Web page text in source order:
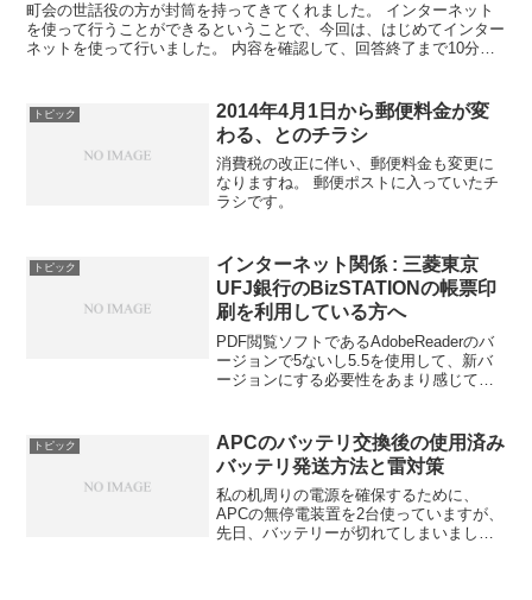
町会の世話役の方が封筒を持ってきてくれました。 インターネット
を使って行うことができるということで、今回は、はじめてインター
ネットを使って行いました。 内容を確認して、回答終了まで10分く
トピック
2014年4月1日から郵便料金が変
わる、とのチラシ
消費税の改正に伴い、郵便料金も変更に
なりますね。 郵便ポストに入っていたチ
ラシです。
トピック
インターネット関係 : 三菱東京
UFJ銀行のBizSTATIONの帳票印
刷を利用している方へ
PDF閲覧ソフトであるAdobeReaderのバ
ージョンで5ないし5.5を使用して、新バ
ージョンにする必要性をあまり感じてい
りました。三菱東京UFJ銀行を利用...
トピック
APCのバッテリ交換後の使用済み
バッテリ発送方法と雷対策
私の机周りの電源を確保するために、
APCの無停電装置を2台使っていますが、
先日、バッテリーが切れてしまいまし